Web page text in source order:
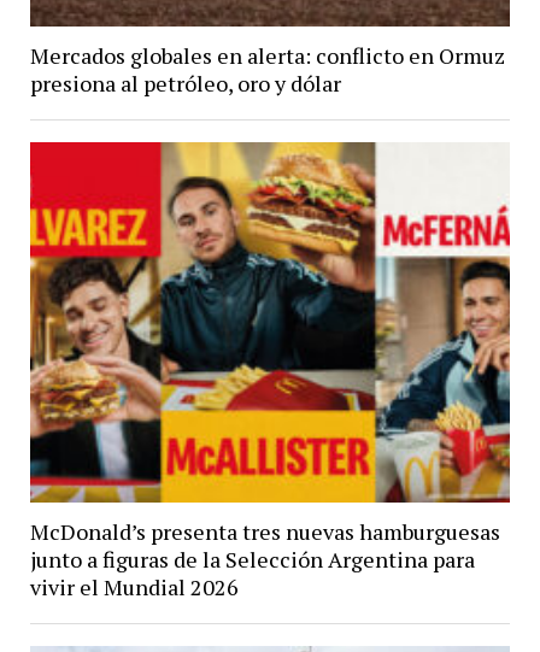
Mercados globales en alerta: conflicto en Ormuz
presiona al petróleo, oro y dólar
McDonald’s presenta tres nuevas hamburguesas
junto a figuras de la Selección Argentina para
vivir el Mundial 2026